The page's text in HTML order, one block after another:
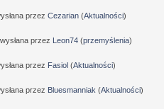
przez Cezarian(Aktualności)
przez Leon74(przemyślenia)
przez Fasiol(Aktualności)
przez Bluesmanniak (Aktualności)